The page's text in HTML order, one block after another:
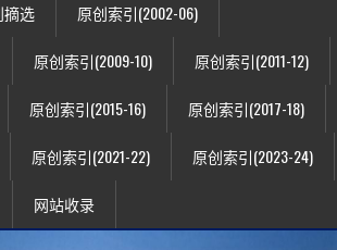
摘选 原创索引(2002-06)
原创索引(2009-10) 原创索引(2011-12)
原创索引(2015-16) 原创索引(2017-18)
原创索引(2021-22) 原创索引(2023-24)
网站收录